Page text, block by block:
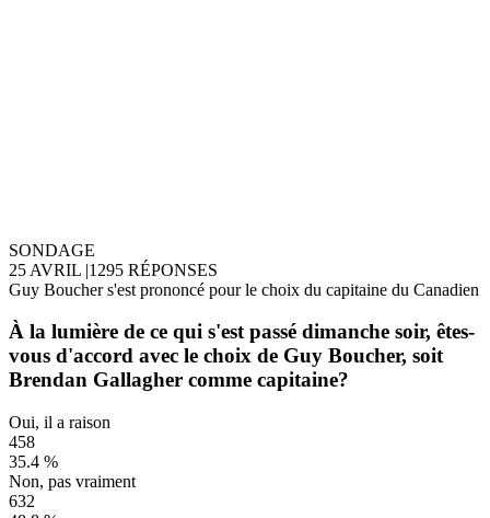
SONDAGE
25 AVRIL |1295 RÉPONSES
Guy Boucher s'est prononcé pour le choix du capitaine du Canadien
À la lumière de ce qui s'est passé dimanche soir, êtes-
vous d'accord avec le choix de Guy Boucher, soit
Brendan Gallagher comme capitaine?
Oui, il a raison
458
35.4 %
Non, pas vraiment
632